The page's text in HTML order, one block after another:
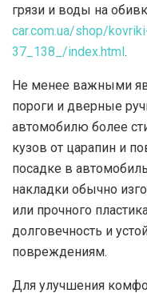
грязи и воды на
car.com.ua/shop/
37_138_/index.html .
Не менее важными
пороги и дверные
автомобилю более
кузов от царапин и
посадке в
накладки обычно
или прочного
долговечность и
повреждениям.
Для улучшения